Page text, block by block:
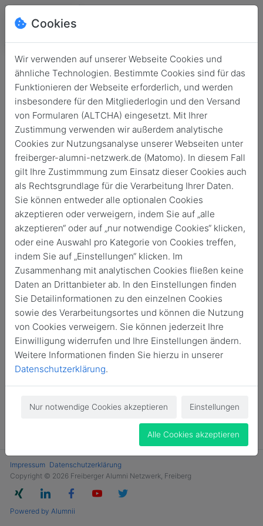
Login
Keine Zugangsdaten?
Login
Jetzt Mitglied werden
Impressum Datenschutzerklärung
Copyright © 2026 Freiberger Alumni Netzwerk, Freiberg
Powered by Alumnii
Cookies
Wir verwenden auf unserer Webseite Cookies und
ähnliche Technologien. Bestimmte Cookies sind für das
Funktionieren der Webseite erforderlich, und werden
insbesondere für den Mitgliederlogin und den Versand
von Formularen (ALTCHA) eingesetzt. Mit Ihrer
Zustimmung verwenden wir außerdem analytische
Cookies zur Nutzungsanalyse unserer Webseiten unter
freiberger-alumni-netzwerk.de (Matomo). In diesem Fall
gilt Ihre Zustimmmung zum Einsatz dieser Cookies auch
als Rechtsgrundlage für die Verarbeitung Ihrer Daten.
Sie können entweder alle optionalen Cookies
akzeptieren oder verweigern, indem Sie auf „alle
akzeptieren“ oder auf „nur notwendige Cookies“ klicken,
oder eine Auswahl pro Kategorie von Cookies treffen,
indem Sie auf „Einstellungen“ klicken. Im
Zusammenhang mit analytischen Cookies fließen keine
Daten an Drittanbieter ab. In den Einstellungen finden
Sie Detailinformationen zu den einzelnen Cookies
sowie des Verarbeitungsortes und können die Nutzung
von Cookies verweigern. Sie können jederzeit Ihre
Einwilligung widerrufen und Ihre Einstellungen ändern.
Weitere Informationen finden Sie hierzu in unserer
Datenschutzerklärung.
Nur notwendige Cookies akzeptieren Einstellungen
Alle Cookies akzeptieren